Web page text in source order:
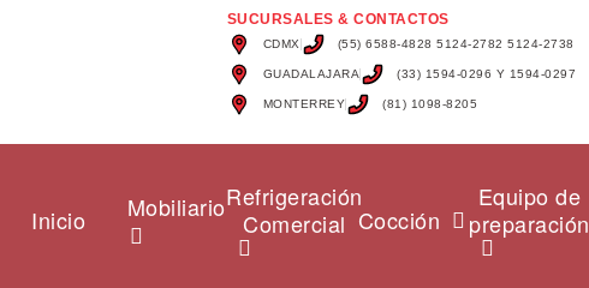
SUCURSALES & CONTACTOS
CDMX (55) 6588-4828 5124-2782 5124-2738
GUADALAJARA (33) 1594-0296 Y 1594-0297
MONTERREY (81) 1098-8205
Inicio MobiliarioRefrigeración
Comercial Cocción
Equipo de
preparación